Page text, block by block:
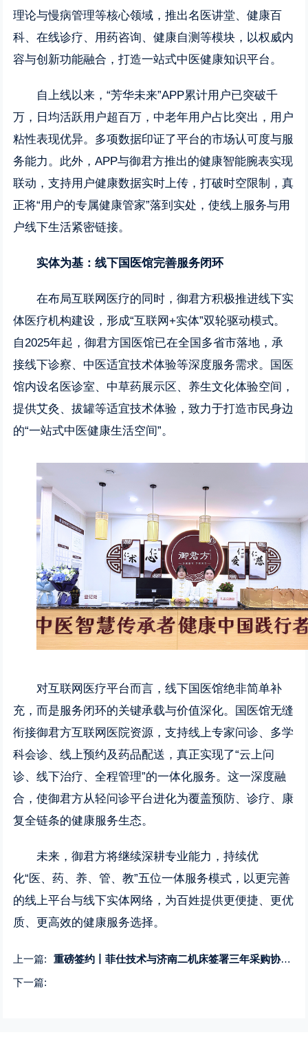
理论与慢病管理等核心领域，推出名医讲堂、健康百
科、在线诊疗、用药咨询、健康自测等模块，以权威内
容与创新功能融合，打造一站式中医健康知识平台。
自上线以来，“芳华未来”APP累计用户已突破千
万，日均活跃用户超百万，中老年用户占比突出，用户
粘性表现优异。多项数据印证了平台的市场认可度与服
务能力。此外，APP与御君方推出的健康智能腕表实现
联动，支持用户健康数据实时上传，打破时空限制，真
正将“用户的专属健康管家”落到实处，使线上服务与用
户线下生活紧密链接。
实体为基：线下国医馆完善服务闭环
在布局互联网医疗的同时，御君方积极推进线下实
体医疗机构建设，形成“互联网+实体”双轮驱动模式。
自2025年起，御君方国医馆已在全国多省市落地，承
接线下诊察、中医适宜技术体验等深度服务需求。国医
馆内设名医诊室、中草药展示区、养生文化体验空间，
提供艾灸、拔罐等适宜技术体验，致力于打造市民身边
的“一站式中医健康生活空间”。
对互联网医疗平台而言，线下国医馆绝非简单补
充，而是服务闭环的关键承载与价值深化。国医馆无缝
衔接御君方互联网医院资源，支持线上专家问诊、多学
科会诊、线上预约及药品配送，真正实现了“云上问
诊、线下治疗、全程管理”的一体化服务。这一深度融
合，使御君方从轻问诊平台进化为覆盖预防、诊疗、康
复全链条的健康服务生态。
未来，御君方将继续深耕专业能力，持续优
化“医、药、养、管、教”五位一体服务模式，以更完善
的线上平台与线下实体网络，为百姓提供更便捷、更优
质、更高效的健康服务选择。
上一篇:
重磅签约丨菲仕技术与济南二机床签署三年采购协议 共拓高端装备万亿级市场
下一篇: